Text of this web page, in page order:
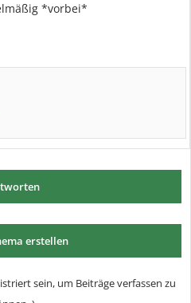
*vorbei*
erstellen
sein, um Beiträge verfassen zu